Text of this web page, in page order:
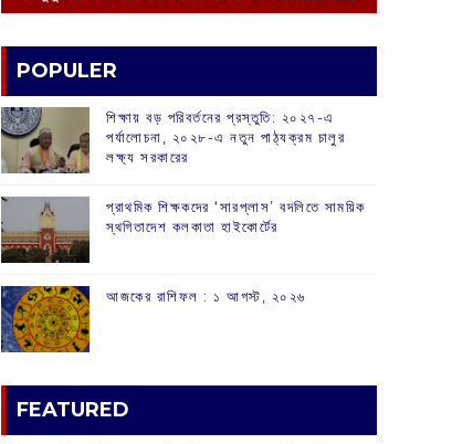
POPULER
শিক্ষায় বড় পরিবর্তনের প্রস্তুতি: ২০২৭-এ
পর্যালোচনা, ২০২৮-এ নতুন পাঠ্যক্রম চালুর
লক্ষ্য সরকারের
প্রাথমিক শিক্ষকদের ‘সারপ্লাস’ বদলিতে সাময়িক
স্থগিতাদেশ কলকাতা হাইকোর্টের
আজকের রাশিফল :‌ ‌‌১ আগস্ট, ২০২৬
FEATURED